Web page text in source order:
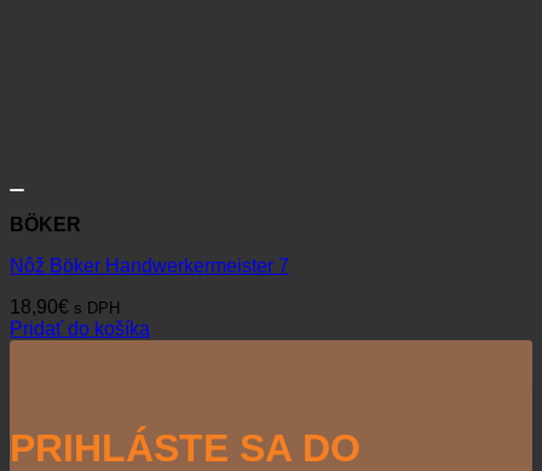
BÖKER
Nôž Böker Handwerkermeister 7
18,90€ s DPH
Pridať do košíka
PRIHLÁSTE SA DO